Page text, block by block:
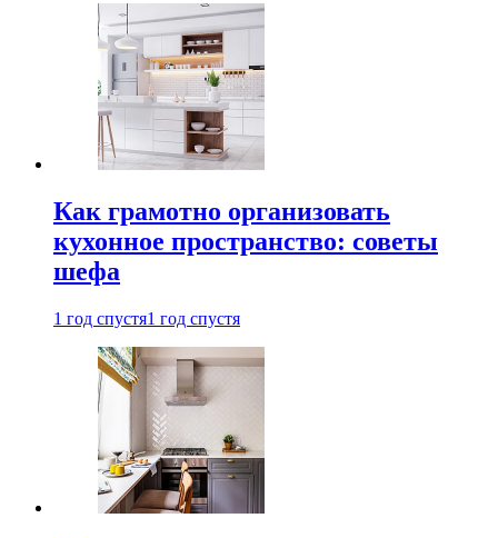
Как грамотно организовать
кухонное пространство: советы
шефа
1 год спустя1 год спустя